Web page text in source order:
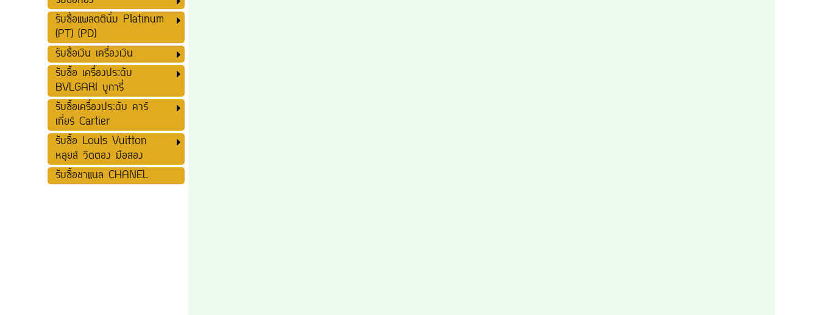
รับซื้อแพลตตินั่ม Platinum
(PT) (PD)
รับซื้อเงิน เครื่องเงิน
รับซื้อ เครื่องประดับ
BVLGARI บูการี่
รับซื้อเครื่องประดับ คาร์
เที่ยร์ Cartier
รับซื้อ Louls Vuitton
หลุยส์ วิตตอง มือสอง
รับซื้อชาแนล CHANEL